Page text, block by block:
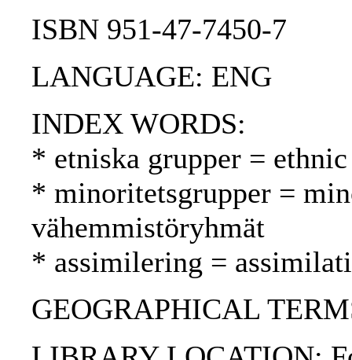
ISBN 951-47-7450-7
LANGUAGE: ENG
INDEX WORDS:
* etniska grupper =
* minoritetsgrupper =
vähemmistöryhmät
* assimilering =
GEOGRAPHICAL